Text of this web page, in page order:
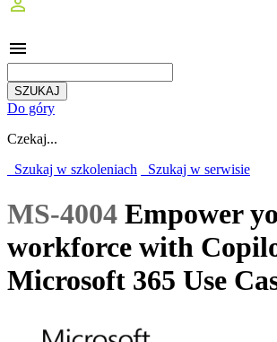
perm_identity
menu
Do góry
Czekaj...
Szukaj w szkoleniach
Szukaj w serwisie
MS-4004 Empower
workforce with
Microsoft 365 Use